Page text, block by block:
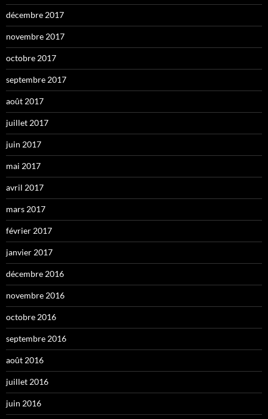
décembre 2017
novembre 2017
octobre 2017
septembre 2017
août 2017
juillet 2017
juin 2017
mai 2017
avril 2017
mars 2017
février 2017
janvier 2017
décembre 2016
novembre 2016
octobre 2016
septembre 2016
août 2016
juillet 2016
juin 2016